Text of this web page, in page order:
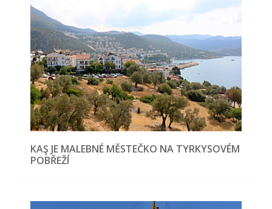
KAŞ JE MALEBNÉ MĚSTEČKO NA TYRKYSOVÉM
POBŘEŽÍ